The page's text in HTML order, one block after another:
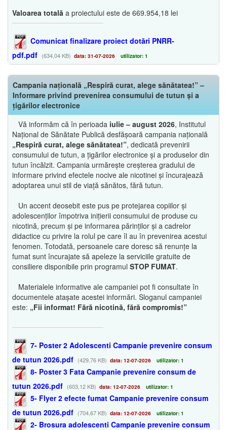
Valoarea totală a proiectului este de 669.954,18 lei
Comunicat finalizare proiect dotări PNRR-
pdf.pdf (634,04 KB) data: 31-07-2026 utilizator: 1
Campania națională „Respiră curat, alege sănătatea!” –
Informare privind prevenirea consumului de tutun și a
țigărilor electronice
Vă informăm că în perioada iulie – august 2026, Institutul
Național de Sănătate Publică desfășoară campania națională
„Respiră curat, alege sănătatea!”, dedicată prevenirii
consumului de tutun, a țigărilor electronice și a produselor din
tutun încălzit. Campania urmărește creșterea gradului de
informare privind efectele nocive ale nicotinei și încurajează
adoptarea unui stil de viață sănătos, fără tutun.
Un accent deosebit este pus pe protejarea copiilor și
adolescenților împotriva inițierii consumului de produse cu
nicotină, precum și pe informarea părinților și a cadrelor
didactice cu privire la rolul pe care îl au în prevenirea acestui
fenomen. Totodată, persoanele care doresc să renunțe la
fumat sunt încurajate să apeleze la serviciile gratuite de
consiliere disponibile prin programul STOP FUMAT.
Materialele informative ale campaniei pot fi consultate în
documentele atașate acestei informări. Sloganul campaniei
este: „Fii informat! Fără nicotină, fără compromis!”
7- Poster 2 Adolescenti Campanie prevenire consum
de tutun 2026.pdf (429,76 KB) data: 12-07-2026 utilizator: 1
8- Poster 3 Fata Campanie prevenire consum de
tutun 2026.pdf (603,12 KB) data: 12-07-2026 utilizator: 1
5- Flyer 2 efecte fumat Campanie prevenire consum
de tutun 2026.pdf (704,67 KB) data: 12-07-2026 utilizator: 1
2- Brosura adolescenti Campanie prevenire consum